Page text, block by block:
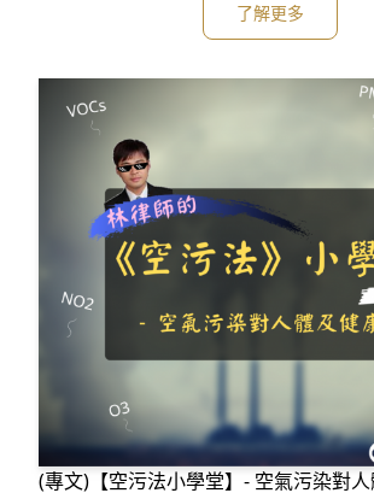
了解更多
(專文)【空污法小學堂】-